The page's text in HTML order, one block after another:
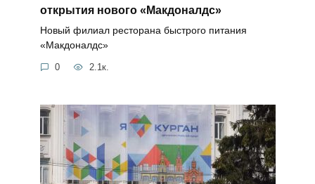
открытия нового «Макдоналдс»
Новый филиал ресторана быстрого питания
«Макдоналдс»
0 2.1к.